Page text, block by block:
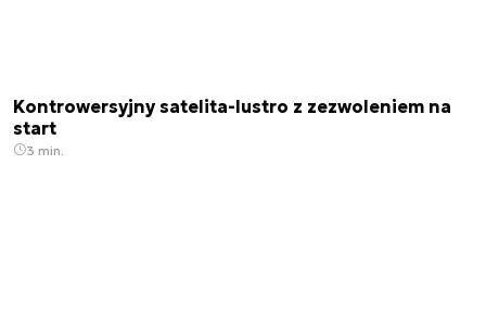
Kontrowersyjny satelita-lustro z zezwoleniem na
start
3 min.